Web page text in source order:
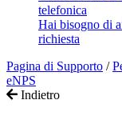
telefonica
Hai bisogno di
richiesta
Pagina di Supporto /
eNPS
Indietro